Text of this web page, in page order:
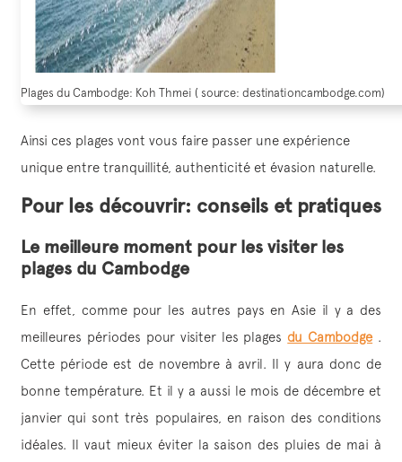
Plages du Cambodge: Koh Thmei ( source: destinationcambodge.com)
Ainsi ces plages vont vous faire passer une expérience
unique entre tranquillité, authenticité et évasion naturelle.
Pour les découvrir: conseils et pratiques
Le meilleure moment pour les visiter les
plages du Cambodge
En effet, comme pour les autres pays en Asie il y a des
meilleures périodes pour visiter les plagesdu Cambodge.
Cette période est de novembre à avril. Il y aura donc de
bonne température. Et il y a aussi le mois de décembre et
janvier qui sont très populaires, en raison des conditions
idéales. Il vaut mieux éviter la saison des pluies de mai à